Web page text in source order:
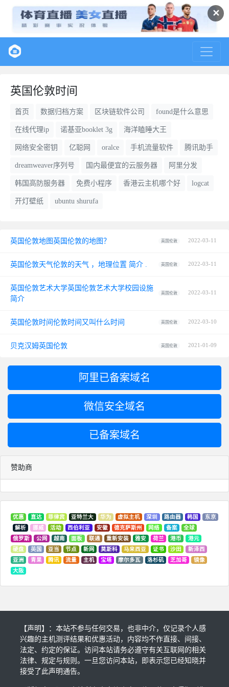
✕
英国伦敦时间
首页 数据归档方案 区块链软件公司 found是什么意思
在线代理ip 诺基亚booklet 3g 海洋瞌睡大王
网络安全密钥 亿聪网 oralce 手机流量软件 腾讯助手
dreamweaver序列号 国内最便宜的云服务器 阿里分发
韩国高防服务器 免费小程序 香港云主机哪个好 logcat
开灯壁纸 ubuntu shurufa
英国伦敦地图英国伦敦的地图？ 英国伦敦 2022-03-11
英国伦敦天气伦敦的天气 ，地理位置 简介 . 英国伦敦 2022-03-11
英国伦敦艺术大学英国伦敦艺术大学校园设施
简介
英国伦敦 2022-03-11
英国伦敦时间伦敦时间又叫什么时间 英国伦敦 2022-03-10
贝克汉姆英国伦敦 英国伦敦 2021-01-09
阿里已备案域名
微信安全域名
已备案域名
赞助商
优惠 直达 菲律宾 亚特兰大 华为 虚拟主机 深圳 路由器 韩国
东京
解析
挪威 活动 西伯利亚 安徽 德克萨斯州 网络 备案
全球
俄罗斯
公网 越南 面板 联通 重新安装 雅安 荷兰 港币
港元
硬盘
英国 亚当 节点 新网 莫斯科 马来西亚 证书 沙田
新泽西
亚洲
青果 腾讯 流量 主机 宝塔 摩尔多瓦 洛杉矶 芝加哥
镜像
大阪
【声明】：本站不参与任何交易，也非中介，仅记录个人感
兴趣的主机测评结果和优惠活动，内容均不作直接、间接、
法定、约定的保证。访问本站请务必遵守有关互联网的相关
法律、规定与规则。一旦您访问本站，即表示您已经知晓并
接受了此声明通告。